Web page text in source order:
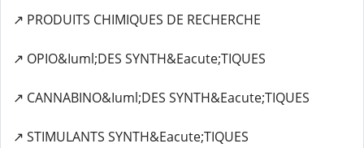
↗️ PRODUITS CHIMIQUES DE RECHERCHE
↗️ OPIO&Iuml;DES SYNTH&Eacute;TIQUES
↗️ CANNABINO&Iuml;DES SYNTH&Eacute;TIQUES
↗️ STIMULANTS SYNTH&Eacute;TIQUES